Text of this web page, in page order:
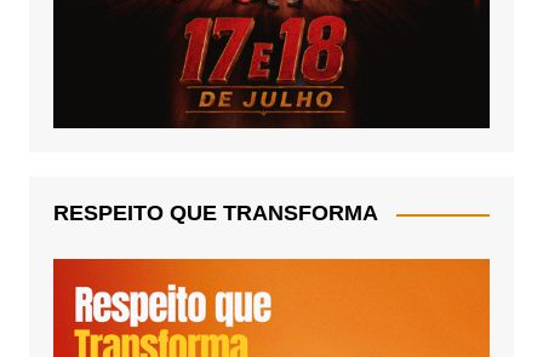
RESPEITO QUE TRANSFORMA